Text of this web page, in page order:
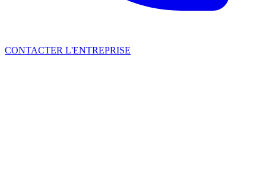
CONTACTER L'ENTREPRISE